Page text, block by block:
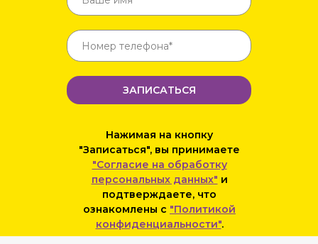
Нажимая на кнопку
"Записаться", вы принимаете
"Согласие на обработку
персональных данных" и
подтверждаете, что
ознакомлены с "Политикой
конфиденциальности".
ЗАПИСАТЬСЯ